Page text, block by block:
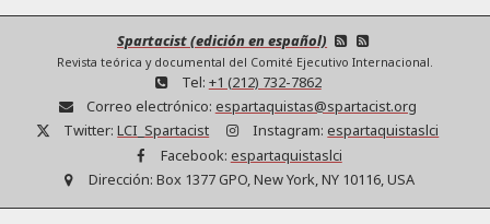
Spartacist (edición en español)
Revista teórica y documental del Comité Ejecutivo Internacional.
Tel: +1 (212) 732-7862
Correo electrónico: espartaquistas@spartacist.org
Twitter: LCI_Spartacist Instagram: espartaquistaslci
Facebook: espartaquistaslci
Dirección: Box 1377 GPO, New York, NY 10116, USA